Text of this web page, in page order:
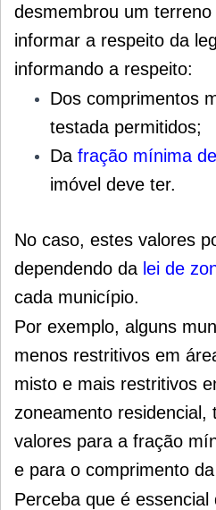
desmembrou um
informar a respeito da
informando a respeito:
Dos comprimentos
testada permitidos;
Da fração mínima
imóvel deve ter.
No caso, estes valores
dependendo da lei de
cada município.
Por exemplo, alguns
menos restritivos em
misto e mais restritivos
zoneamento residencial,
valores para a fração
e para o comprimento
Perceba que é